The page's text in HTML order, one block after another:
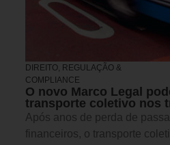
DIREITO, REGULAÇÃO &
COMPLIANCE
O novo Marco Legal
transporte coletivo nos
Após anos de perda de
financeiros, o transporte